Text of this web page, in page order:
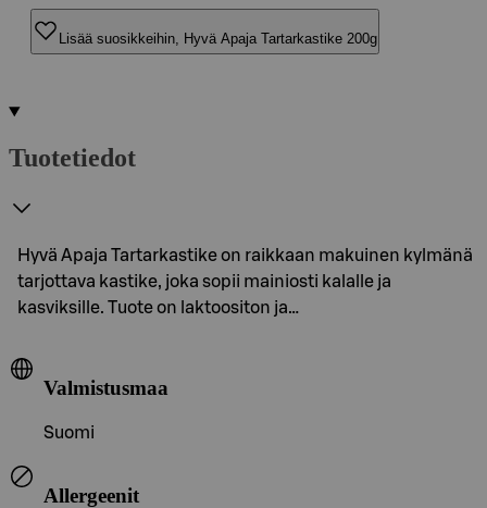
Lisää suosikkeihin, Hyvä Apaja Tartarkastike 200g
Tuotetiedot
Hyvä Apaja Tartarkastike on raikkaan makuinen kylmänä
tarjottava kastike, joka sopii mainiosti kalalle ja
kasviksille. Tuote on laktoositon ja…
Valmistusmaa
Suomi
Allergeenit